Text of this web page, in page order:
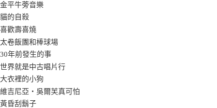
金平牛蒡音樂
貓的自殺
喜歡壽喜燒
太卷飯團和棒球場
30年前發生的事
世界就是中古唱片行
大衣裡的小狗
維吉尼亞‧吳爾芙真可怕
黃昏刮鬍子